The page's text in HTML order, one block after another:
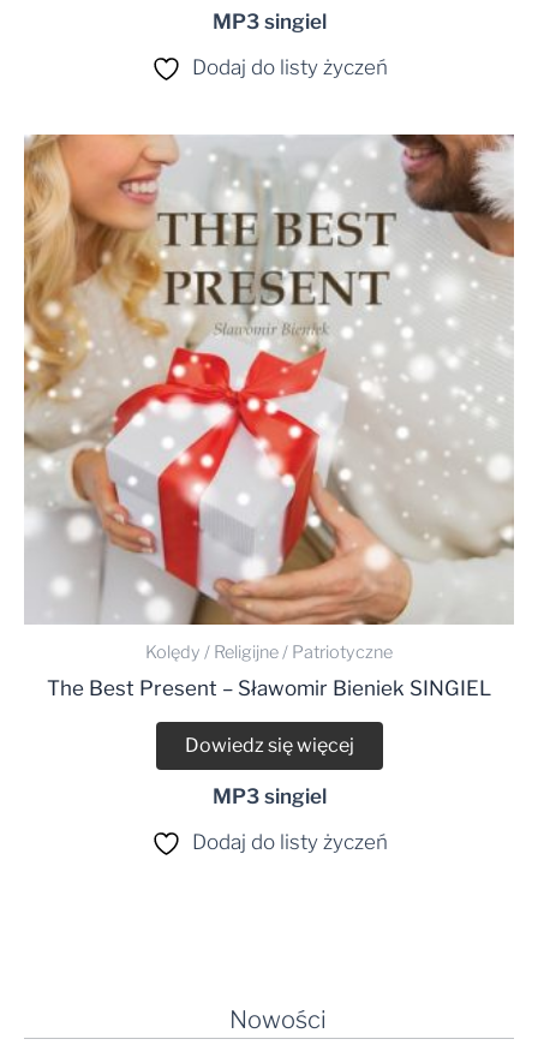
Nowości
MP3 singiel
Dodaj do listy życzeń
Kolędy / Religijne / Patriotyczne
The Best Present – Sławomir Bieniek SINGIEL
Dowiedz się więcej
MP3 singiel
Dodaj do listy życzeń